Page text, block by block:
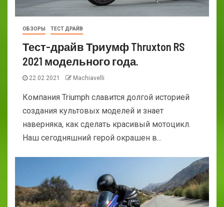
ОБЗОРЫ ТЕСТ ДРАЙВ
Тест-драйв Триумф Thruxton RS
2021 модельного года.
22.02.2021 Machiavelli
Компания Triumph славится долгой историей
создания культовых моделей и знает
наверняка, как сделать красивый мотоцикл.
Наш сегодняшний герой окрашен в...